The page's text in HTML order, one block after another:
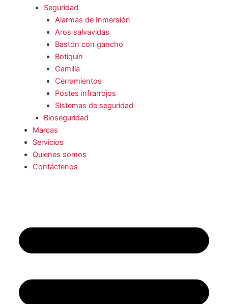
Seguridad
Alarmas de Inmersión
Aros salvavidas
Bastón con gancho
Botiquín
Camilla
Cerramientos
Postes infrarrojos
Sistemas de seguridad
Bioseguridad
Marcas
Servicios
Quienes somos
Contáctenos